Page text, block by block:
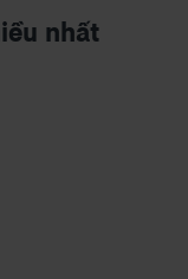
nhất